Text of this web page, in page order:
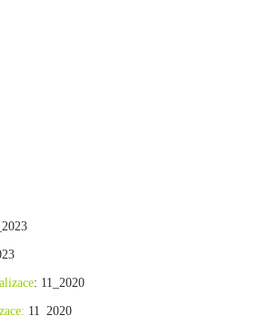
: 11_2020
11_2020